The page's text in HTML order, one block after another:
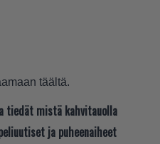
täältä.
tiedät mistä kahvitauolla
ja puheenaiheet